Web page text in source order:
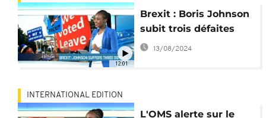
12:01
Brexit : Boris Johnson
subit trois défaites
13/08/2024
INTERNATIONAL EDITION
L'OMS alerte sur le